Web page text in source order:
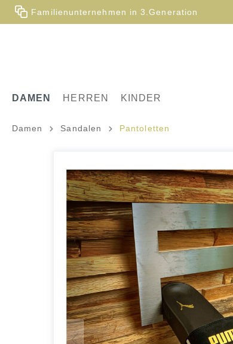
Familienunternehmen in 3.Generation
DAMEN HERREN KINDER
Damen Sandalen Pantoletten